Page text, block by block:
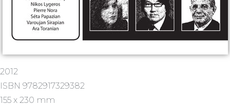
2012
ISBN 9782917329382
155 x 230 mm